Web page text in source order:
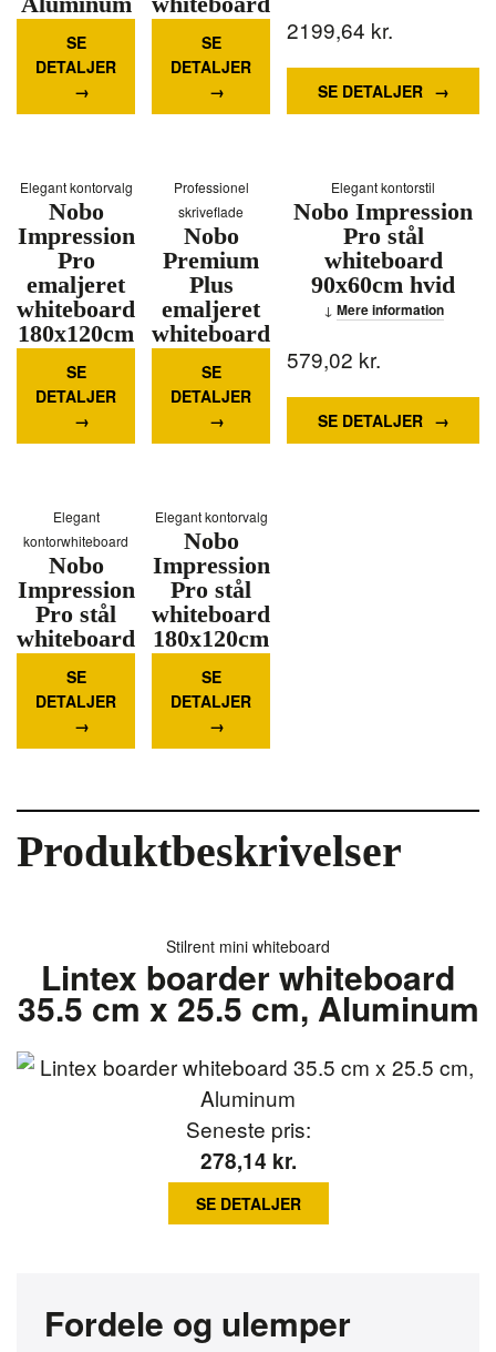
2234,31
SE
DETALJER
information
60x45cm
hvid
517,24
SE
DETALJER
Mere
information
2199,64 kr.
SE DETALJER
Elegant kontorvalg
Nobo
Impression
Pro
emaljeret
whiteboard
180x120cm
hvid
3463,35
SE
DETALJER
Mere
information
Professionel
skriveflade
Nobo
Premium
Plus
emaljeret
whiteboard
150x120cm
hvid
2241,88
SE
DETALJER
Mere
information
Elegant kontorstil
Nobo Impression
Pro stål
whiteboard
90x60cm hvid
579,02 kr.
SE DETALJER
Mere information
Elegant
kontorwhiteboard
Nobo
Impression
Pro stål
whiteboard
120x90cm
hvid
1062,41
SE
DETALJER
Mere
information
Elegant kontorvalg
Nobo
Impression
Pro stål
whiteboard
180x120cm
hvid
2714,60
SE
DETALJER
Mere
information
Produktbeskrivelser
Stilrent mini whiteboard
Lintex boarder whiteboard
35.5 cm x 25.5 cm, Aluminum
Fordele og ulemper
Seneste pris:
278,14 kr.
SE DETALJER